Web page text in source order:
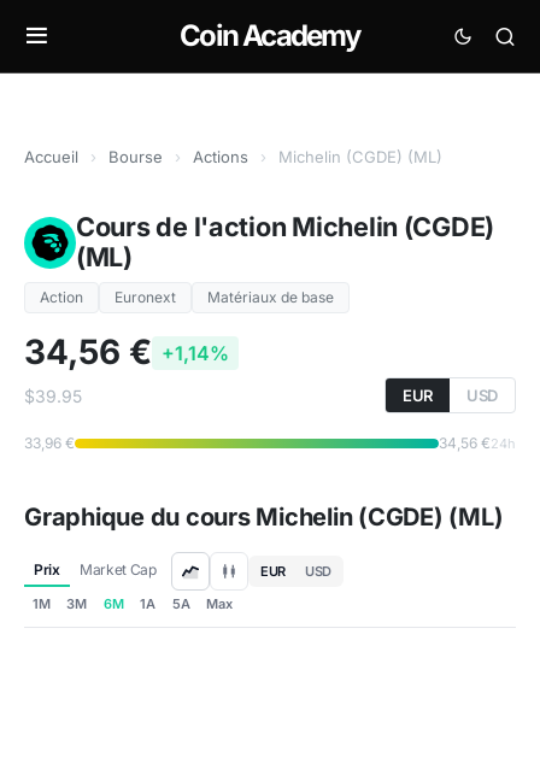
Coin Academy
Accueil › Bourse › Actions › Michelin (CGDE) (ML)
Cours de l'action Michelin (CGDE)
(ML)
Action Euronext Matériaux de base
34,56 € +1,14%
$39.95 EUR USD
33,96 € 34,56 €24h
Graphique du cours Michelin (CGDE) (ML)
Prix Market Cap EUR
USD
1M
3M 6M 1A 5A Max